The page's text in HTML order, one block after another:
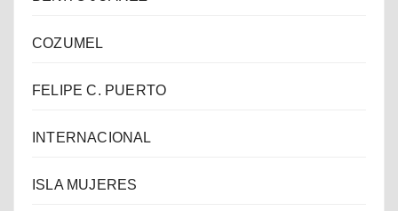
COZUMEL
FELIPE C. PUERTO
INTERNACIONAL
ISLA MUJERES